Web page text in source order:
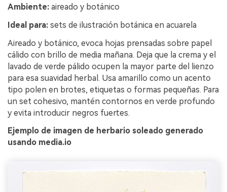
Ambiente: aireado y botánico
Ideal para: sets de ilustración botánica en acuarela
Aireado y botánico, evoca hojas prensadas sobre papel
cálido con brillo de media mañana. Deja que la crema y el
lavado de verde pálido ocupen la mayor parte del lienzo
para esa suavidad herbal. Usa amarillo como un acento
tipo polen en brotes, etiquetas o formas pequeñas. Para
un set cohesivo, mantén contornos en verde profundo
y evita introducir negros fuertes.
Ejemplo de imagen de herbario soleado generado
usando media.io